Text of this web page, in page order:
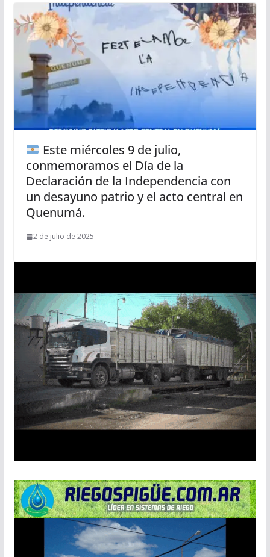
Este miércoles 9 de julio,
conmemoramos el Día de la
Declaración de la Independencia con
un desayuno patrio y el acto central en
Quenumá.
2 de julio de 2025